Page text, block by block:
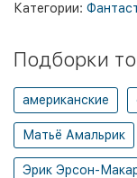
Категории:
Подборки
американские
Матьё Амальрик
Эрик Эрсон-